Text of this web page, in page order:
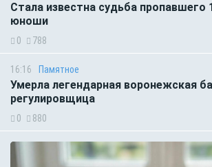
Стала известна судьба пропавшего
юноши
0 788
16:16 Памятное
Умерла легендарная воронежская
регулировщица
0 880